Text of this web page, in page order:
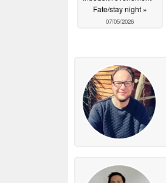
Fate/stay night »
07/05/2026